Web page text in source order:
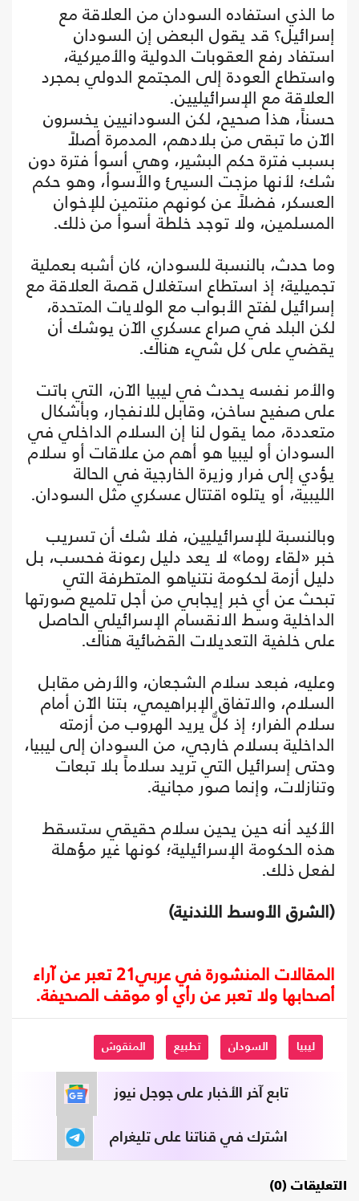
ما الذي استفاده السودان من العلاقة مع
إسرائيل؟ قد يقول البعض إن السودان
استفاد رفع العقوبات الدولية والأميركية،
واستطاع العودة إلى المجتمع الدولي بمجرد
العلاقة مع الإسرائيليين.
حسناً، هذا صحيح، لكن السودانيين يخسرون
الآن ما تبقى من بلادهم، المدمرة أصلاً
بسبب فترة حكم البشير، وهي أسوأ فترة دون
شك؛ لأنها مزجت السيئ والأسوأ، وهو حكم
العسكر، فضلاً عن كونهم منتمين للإخوان
المسلمين، ولا توجد خلطة أسوأ من ذلك.
وما حدث، بالنسبة للسودان، كان أشبه بعملية
تجميلية؛ إذ استطاع استغلال قصة العلاقة مع
إسرائيل لفتح الأبواب مع الولايات المتحدة،
لكن البلد في صراع عسكري الآن يوشك أن
يقضي على كل شيء هناك.
والأمر نفسه يحدث في ليبيا الآن، التي باتت
على صفيح ساخن، وقابل للانفجار، وبأشكال
متعددة، مما يقول لنا إن السلام الداخلي في
السودان أو ليبيا هو أهم من علاقات أو سلام
يؤدي إلى فرار وزيرة الخارجية في الحالة
الليبية، أو يتلوه اقتتال عسكري مثل السودان.
وبالنسبة للإسرائيليين، فلا شك أن تسريب
خبر «لقاء روما» لا يعد دليل رعونة فحسب، بل
دليل أزمة لحكومة نتنياهو المتطرفة التي
تبحث عن أي خبر إيجابي من أجل تلميع صورتها
الداخلية وسط الانقسام الإسرائيلي الحاصل
على خلفية التعديلات القضائية هناك.
وعليه، فبعد سلام الشجعان، والأرض مقابل
السلام، والاتفاق الإبراهيمي، بتنا الآن أمام
سلام الفرار؛ إذ كلٌّ يريد الهروب من أزمته
الداخلية بسلام خارجي، من السودان إلى ليبيا،
وحتى إسرائيل التي تريد سلاماً بلا تبعات
وتنازلات، وإنما صور مجانية.
الأكيد أنه حين يحين سلام حقيقي ستسقط
هذه الحكومة الإسرائيلية؛ كونها غير مؤهلة
لفعل ذلك.
(الشرق الأوسط اللندنية)
المقالات المنشورة في عربي21 تعبر عن آراء
أصحابها ولا تعبر عن رأي أو موقف الصحيفة.
ليبيا السودان تطبيع المنقوش
تابع آخر الأخبار على جوجل نيوز
اشترك في قناتنا على تليغرام
التعليقات (0)